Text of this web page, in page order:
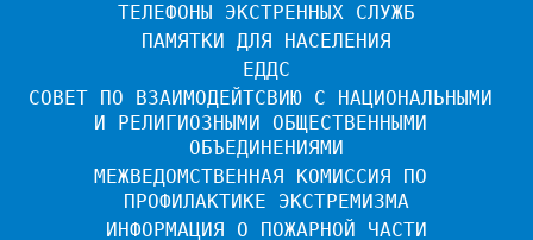
ТЕЛЕФОНЫ ЭКСТРЕННЫХ СЛУЖБ
ПАМЯТКИ ДЛЯ НАСЕЛЕНИЯ
ЕДДС
СОВЕТ ПО ВЗАИМОДЕЙТСВИЮ С НАЦИОНАЛЬНЫМИ
И РЕЛИГИОЗНЫМИ ОБЩЕСТВЕННЫМИ
ОБЪЕДИНЕНИЯМИ
МЕЖВЕДОМСТВЕННАЯ КОМИССИЯ ПО
ПРОФИЛАКТИКЕ ЭКСТРЕМИЗМА
ИНФОРМАЦИЯ О ПОЖАРНОЙ ЧАСТИ